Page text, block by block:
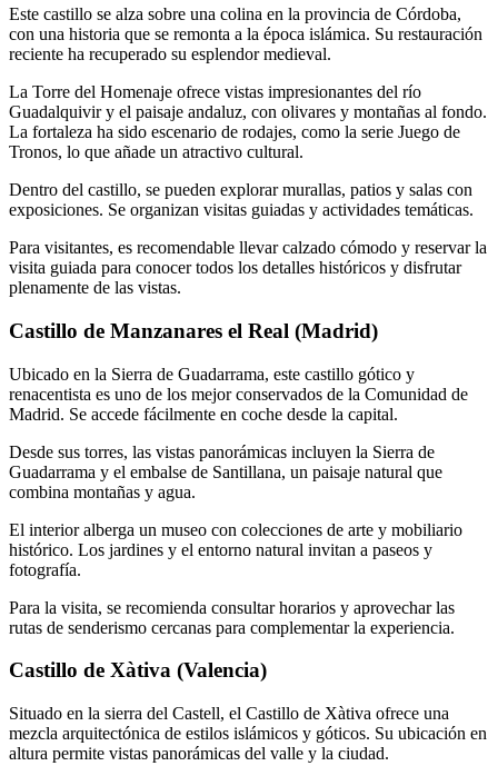
Este castillo se alza sobre una colina en la provincia de Córdoba,
con una historia que se remonta a la época islámica. Su restauración
reciente ha recuperado su esplendor medieval.
La Torre del Homenaje ofrece vistas impresionantes del río
Guadalquivir y el paisaje andaluz, con olivares y montañas al fondo.
La fortaleza ha sido escenario de rodajes, como la serie Juego de
Tronos, lo que añade un atractivo cultural.
Dentro del castillo, se pueden explorar murallas, patios y salas con
exposiciones. Se organizan visitas guiadas y actividades temáticas.
Para visitantes, es recomendable llevar calzado cómodo y reservar la
visita guiada para conocer todos los detalles históricos y disfrutar
plenamente de las vistas.
Castillo de Manzanares el Real (Madrid)
Ubicado en la Sierra de Guadarrama, este castillo gótico y
renacentista es uno de los mejor conservados de la Comunidad de
Madrid. Se accede fácilmente en coche desde la capital.
Desde sus torres, las vistas panorámicas incluyen la Sierra de
Guadarrama y el embalse de Santillana, un paisaje natural que
combina montañas y agua.
El interior alberga un museo con colecciones de arte y mobiliario
histórico. Los jardines y el entorno natural invitan a paseos y
fotografía.
Para la visita, se recomienda consultar horarios y aprovechar las
rutas de senderismo cercanas para complementar la experiencia.
Castillo de Xàtiva (Valencia)
Situado en la sierra del Castell, el Castillo de Xàtiva ofrece una
mezcla arquitectónica de estilos islámicos y góticos. Su ubicación en
altura permite vistas panorámicas del valle y la ciudad.